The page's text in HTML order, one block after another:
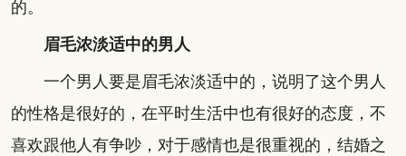
的。
眉毛浓淡适中的男人
一个男人要是眉毛浓淡适中的，说明了这个男人
的性格是很好的，在平时生活中也有很好的态度，不
喜欢跟他人有争吵，对于感情也是很重视的，结婚之